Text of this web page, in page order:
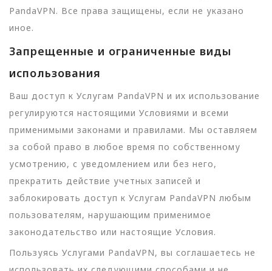
PandaVPN. Все права защищены, если не указано
иное.
Запрещенные и ограниченные виды
использования
Ваш доступ к Услугам PandaVPN и их использование
регулируются настоящими Условиями и всеми
применимыми законами и правилами. Мы оставляем
за собой право в любое время по собственному
усмотрению, с уведомлением или без него,
прекратить действие учетных записей и
заблокировать доступ к Услугам PandaVPN любым
пользователям, нарушающим применимое
законодательство или настоящие Условия.
Пользуясь Услугами PandaVPN, вы соглашаетесь не